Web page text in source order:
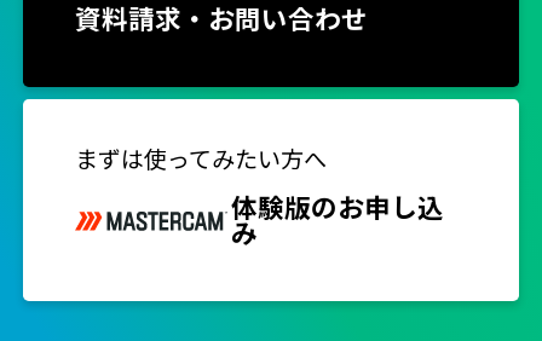
資料請求・お問い合わせ
まずは使ってみたい方へ
体験版のお申し込
み